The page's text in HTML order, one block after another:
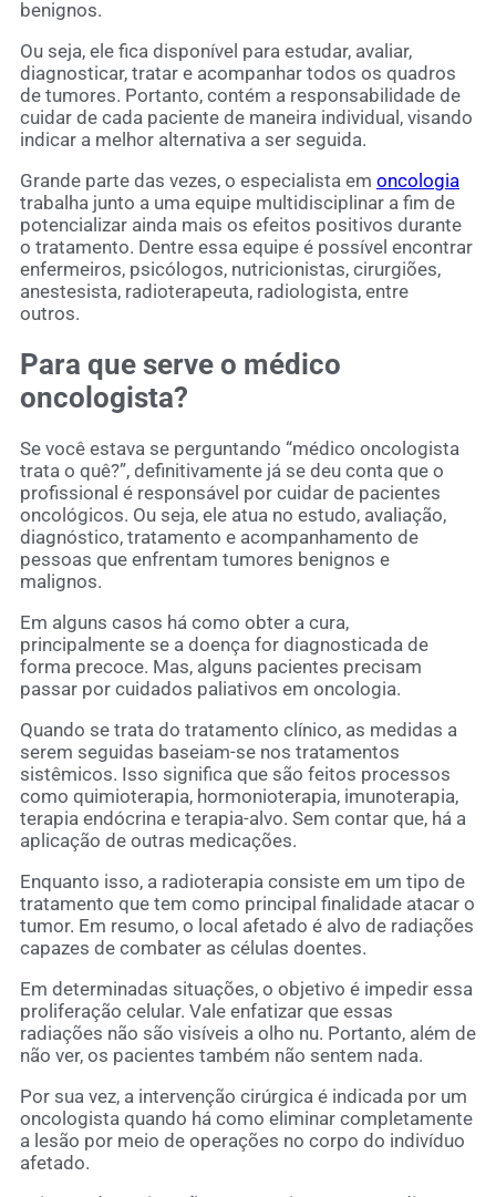
benignos.
Ou seja, ele fica disponível para estudar, avaliar,
diagnosticar, tratar e acompanhar todos os quadros
de tumores. Portanto, contém a responsabilidade de
cuidar de cada paciente de maneira individual, visando
indicar a melhor alternativa a ser seguida.
Grande parte das vezes, o especialista em oncologia
trabalha junto a uma equipe multidisciplinar a fim de
potencializar ainda mais os efeitos positivos durante
o tratamento. Dentre essa equipe é possível encontrar
enfermeiros, psicólogos, nutricionistas, cirurgiões,
anestesista, radioterapeuta, radiologista, entre
outros.
Para que serve o médico
oncologista?
Se você estava se perguntando “médico oncologista
trata o quê?”, definitivamente já se deu conta que o
profissional é responsável por cuidar de pacientes
oncológicos. Ou seja, ele atua no estudo, avaliação,
diagnóstico, tratamento e acompanhamento de
pessoas que enfrentam tumores benignos e
malignos.
Em alguns casos há como obter a cura,
principalmente se a doença for diagnosticada de
forma precoce. Mas, alguns pacientes precisam
passar por cuidados paliativos em oncologia.
Quando se trata do tratamento clínico, as medidas a
serem seguidas baseiam-se nos tratamentos
sistêmicos. Isso significa que são feitos processos
como quimioterapia, hormonioterapia, imunoterapia,
terapia endócrina e terapia-alvo. Sem contar que, há a
aplicação de outras medicações.
Enquanto isso, a radioterapia consiste em um tipo de
tratamento que tem como principal finalidade atacar o
tumor. Em resumo, o local afetado é alvo de radiações
capazes de combater as células doentes.
Em determinadas situações, o objetivo é impedir essa
proliferação celular. Vale enfatizar que essas
radiações não são visíveis a olho nu. Portanto, além de
não ver, os pacientes também não sentem nada.
Por sua vez, a intervenção cirúrgica é indicada por um
oncologista quando há como eliminar completamente
a lesão por meio de operações no corpo do indivíduo
afetado.